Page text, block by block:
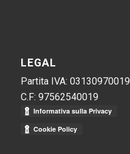
LEGAL
Partita IVA: 03130970019
C.F: 97562540019